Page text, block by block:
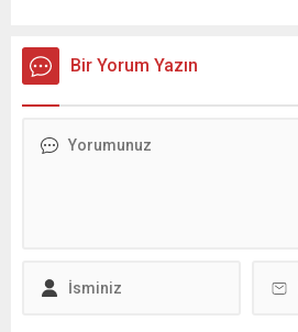
Bir Yorum Yazın